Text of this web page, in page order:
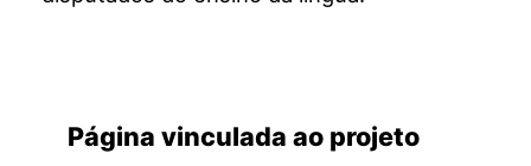
Página vinculada ao projeto